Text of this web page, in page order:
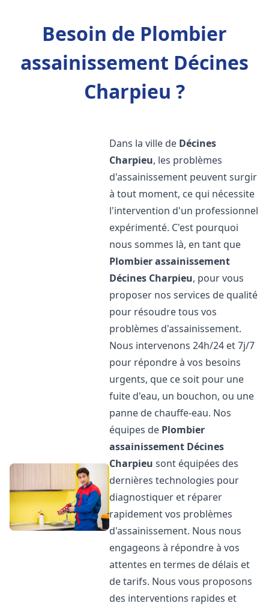
Besoin de Plombier
assainissement Décines
Charpieu ?
Dans la ville de Décines
Charpieu, les problèmes
d'assainissement peuvent surgir
à tout moment, ce qui nécessite
l'intervention d'un professionnel
expérimenté. C'est pourquoi
nous sommes là, en tant que
Plombier assainissement
Décines Charpieu, pour vous
proposer nos services de qualité
pour résoudre tous vos
problèmes d'assainissement.
Nous intervenons 24h/24 et 7j/7
pour répondre à vos besoins
urgents, que ce soit pour une
fuite d'eau, un bouchon, ou une
panne de chauffe-eau. Nos
équipes de Plombier
assainissement Décines
Charpieu sont équipées des
dernières technologies pour
diagnostiquer et réparer
rapidement vos problèmes
d'assainissement. Nous nous
engageons à répondre à vos
attentes en termes de délais et
de tarifs. Nous vous proposons
des interventions rapides et